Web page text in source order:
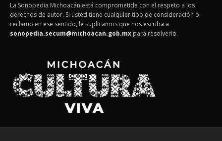
La Sonopedia Michoacán está comprometida con el respeto a los
derechos de autor. Si usted tiene cualquier tipo de consideración o
reclamo en ese sentido, le suplicamos que nos escriba a
sonopedia.secum@michoacan.gob.mx para resolverlo.